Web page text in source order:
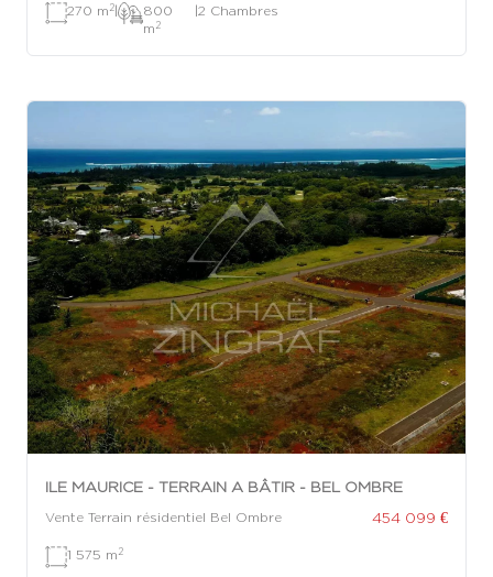
270 m 2|
800
m 2
|2 Chambres
ILE MAURICE - TERRAIN A BÂTIR - BEL OMBRE
Vente Terrain résidentiel Bel Ombre 454 099 €
1 575 m 2